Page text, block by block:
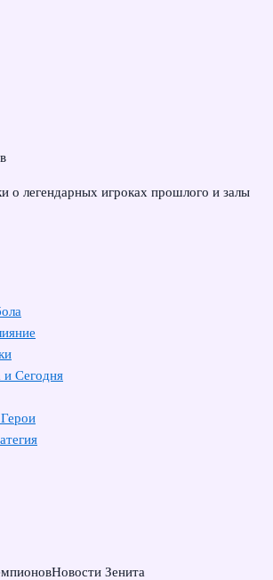
о легендарных игроках прошлого и залы
Сегодня
Новости Зенита